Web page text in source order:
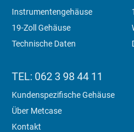
Instrumentengehäuse
19-Zoll Gehäuse
Technische Daten
TEL: 062 3 98 44 11
Kundenspezifische Gehäuse
Über Metcase
Kontakt